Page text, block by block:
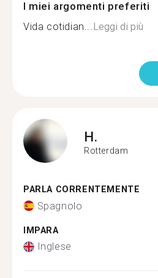
I miei argomenti preferiti
Vida cotidian...Leggi di più
H.
Rotterdam
PARLA CORRENTEMENTE
Spagnolo
IMPARA
Inglese